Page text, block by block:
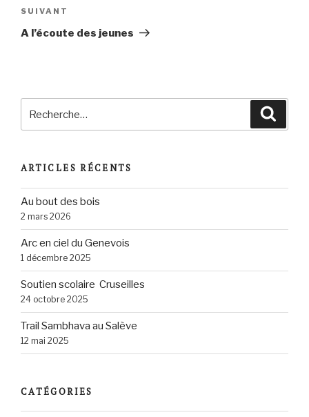
Article
suivant
SUIVANT
A l’écoute des jeunes
pour
ARTICLES RÉCENTS
Au bout des bois
2 mars 2026
Arc en ciel du Genevois
1 décembre 2025
Soutien scolaire Cruseilles
24 octobre 2025
Trail Sambhava au Salève
12 mai 2025
CATÉGORIES